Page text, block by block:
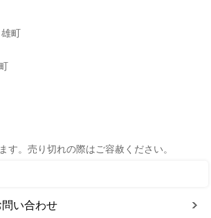
町
す。売り切れの際はご容赦ください。
い合わせ